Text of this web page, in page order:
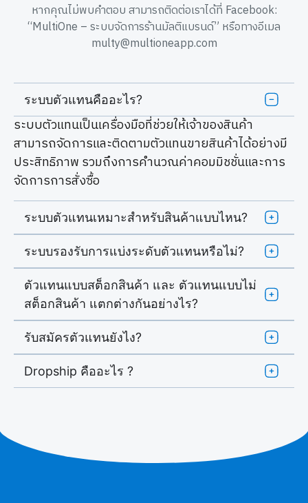
หากคุณไม่พบคำตอบ สามารถติดต่อเราได้ที่ Facebook:
“MultiOne – ระบบจัดการร้านมัลติแบรนด์” หรือทางอีเมล
multy@multioneapp.com
ระบบตัวแทนคืออะไร?
ระบบตัวแทนเป็นเครื่องมือที่ช่วยให้เจ้าของสินค้า
สามารถจัดการและติดตามตัวแทนขายสินค้าได้อย่างมี
ประสิทธิภาพ รวมถึงการคำนวณค่าคอมมิชชั่นและการ
จัดการการสั่งซื้อ
ระบบตัวแทนเหมาะสำหรับสินค้าแบบไหน?
ระบบรองรับการแบ่งระดับตัวแทนหรือไม่?
ตัวแทนแบบสต็อกสินค้า และ ตัวแทนแบบไม่
สต็อกสินค้า แตกต่างกันอย่างไร?
รับสมัครตัวแทนยังไง?
Dropship คืออะไร ?